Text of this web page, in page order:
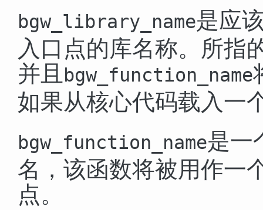
bgw_library_name是应
入口点的库名称。所指
并且 bgw_function_name
如果从核心代码载入一
bgw_function_name是一
名，该函数将被用作一
点。